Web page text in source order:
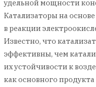
удельной мощности
Катализаторы на
в реакции
Известно, что
эффективны, чем
их устойчивости к
как основного